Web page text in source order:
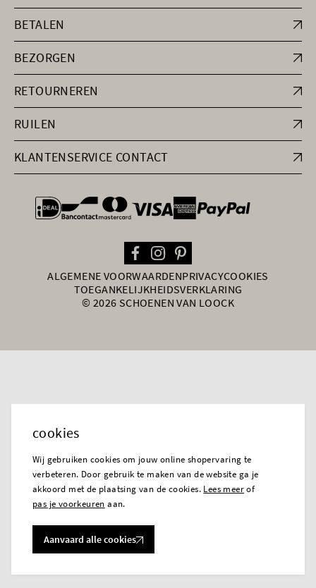
BETALEN
BEZORGEN
RETOURNEREN
RUILEN
KLANTENSERVICE CONTACT
general.paymentOptions
ALGEMENE VOORWAARDENPRIVACYCOOKIES
TOEGANKELIJKHEIDSVERKLARING
© 2026 SCHOENEN VAN LOOCK
cookies
Wij gebruiken cookies om jouw online shopervaring te
verbeteren. Door gebruik te maken van de website ga je
akkoord met de plaatsing van de cookies. Lees meerof
pas je voorkeuren aan.
Aanvaard alle cookies